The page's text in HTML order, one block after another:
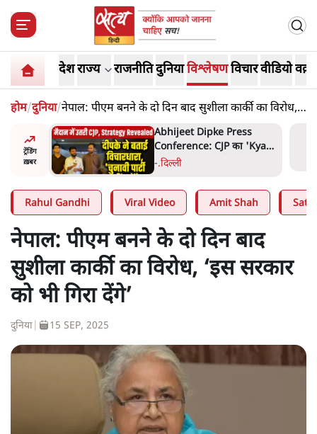
देशराज्य राजनीतिदुनियाविश्लेषणविचारवीडियो
होम/दुनिया/नेपाल: पीएम बनने के दो दिन बाद सुशीला कार्की का विरोध,
‘इस सरकार को भी गिरा देंगे’
ट्रेंडिंग
ख़बर
' अंडों
सेनानी
Abhijeet Dipke Press
Conference: CJP का 'Kya
Bolti Public' अभियान, चुनाव
-.दिल्ली
Rahul Gandhi Viral Video Amit Shah
नेपाल: पीएम बनने के दो दिन बाद
सुशीला कार्की का विरोध, ‘इस सरकार
को भी गिरा देंगे’
दुनिया 15 SEP, 2025